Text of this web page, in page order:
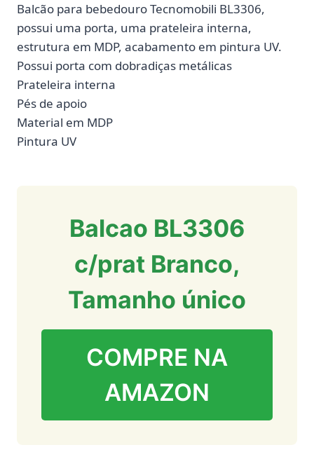
Balcão para bebedouro Tecnomobili BL3306,
possui uma porta, uma prateleira interna,
estrutura em MDP, acabamento em pintura UV.
Possui porta com dobradiças metálicas
Prateleira interna
Pés de apoio
Material em MDP
Pintura UV
Balcao BL3306
c/prat Branco,
Tamanho único
COMPRE NA
AMAZON